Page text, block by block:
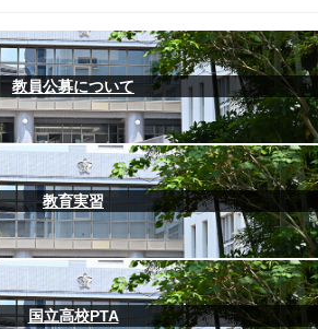
教員公募について
教育実習
国立高校PTA